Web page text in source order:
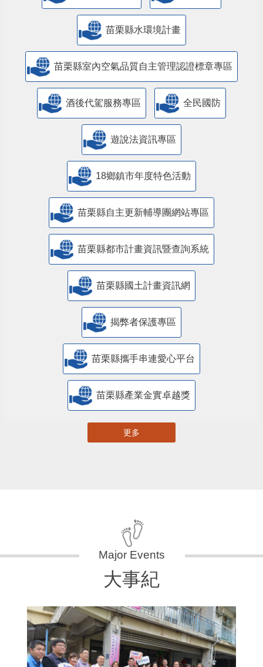
苗栗縣水環境計畫
苗栗縣室內空氣品質自主管理認證標章專區
酒後代駕服務專區 全民國防
遊說法資訊專區
18鄉鎮市年度特色活動
苗栗縣自主更新輔導團網站專區
苗栗縣都市計畫資訊暨查詢系統
苗栗縣國土計畫資訊網
揭弊者保護專區
苗栗縣攜手串連愛心平台
苗栗縣產業金實卓越獎
更多
大事紀